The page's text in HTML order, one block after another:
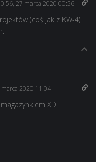
27 marca 2020 00:56
(coś jak z KW-4).
2020 11:04
XD